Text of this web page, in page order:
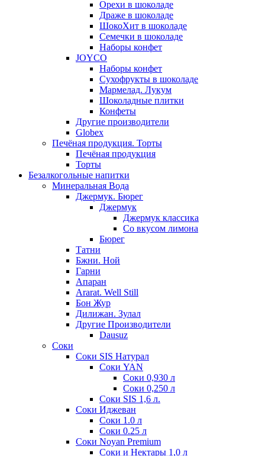
Орехи в шоколаде
Драже в шоколаде
ШокоХит в шоколаде
Семечки в шоколаде
Наборы конфет
JOYCO
Наборы конфет
Сухофрукты в шоколаде
Мармелад. Лукум
Шоколадные плитки
Конфеты
Другие производители
Globex
Печёная продукция. Торты
Печёная продукция
Торты
Безалкогольные напитки
Минеральная Вода
Джермук. Бюрег
Джермук
Джермук классика
Со вкусом лимона
Бюрег
Татни
Бжни. Ной
Гарни
Апаран
Ararat. Well Still
Бон Жур
Дилижан. Зулал
Другие Производители
Dausuz
Соки
Соки SIS Натурал
Соки YAN
Соки 0,930 л
Соки 0,250 л
Соки SIS 1,6 л.
Соки Иджеван
Соки 1.0 л
Соки 0.25 л
Соки Noyan Premium
Соки и Нектары 1,0 л